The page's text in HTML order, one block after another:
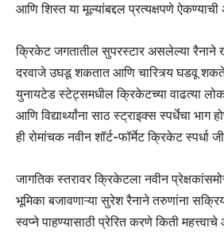
आणि शिस्त या मूल्यांबद्दल प्रत्यक्षपणे ऐकण्याची
क्रिकेट जगतातील सुपरस्टार असलेल्या
दरवाजे उघडू शकतात आणि चारित्र्य घडवू शकते
युनायटेड स्टेट्समधील क्रिकेटच्या वाढत्या
आणि विद्यार्थ्यांना साठ स्ट्राइक्स स्पर्धेचा भाग
ही रोमांचक नवीन शॉर्ट-फॉर्मेट क्रिकेट
जागतिक स्तरावर क्रिकेटला नवीन
भूमिका बजावणाऱ्या सुरेश रैनाने तरुणांना
स्वप्ने पाहण्यासाठी प्रेरित करणे किती